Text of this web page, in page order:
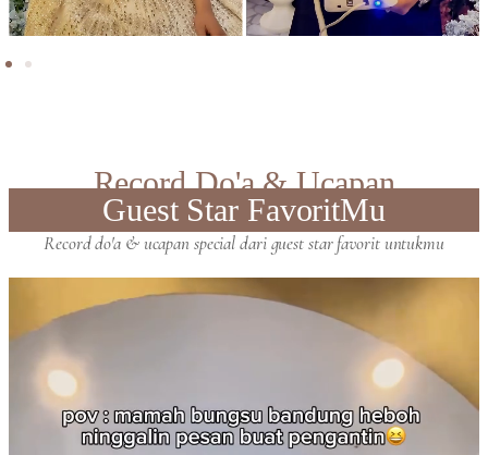
Record Do'a & Ucapan
Guest Star FavoritMu
Record do'a & ucapan special dari guest star favorit untukmu